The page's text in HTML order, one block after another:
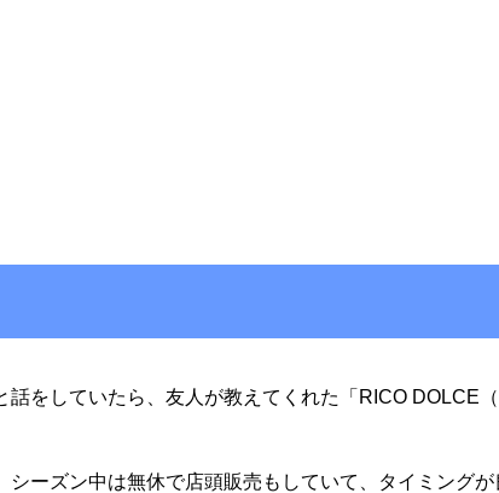
をしていたら、友人が教えてくれた「RICO DOLCE
シーズン中は無休で店頭販売もしていて、タイミングが